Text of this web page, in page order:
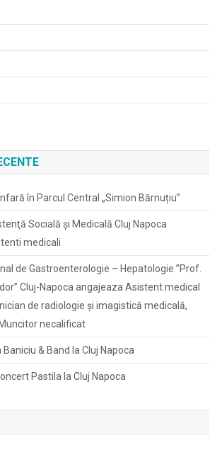
în Parcul Central „Simion Bărnuțiu”
Socială şi Medicală Cluj Napoca
medicali
de Gastroenterologie – Hepatologie ”Prof.
Cluj-Napoca angajeaza Asistent medical
de radiologie și imagistică medicală,
necalificat
& Band la Cluj Napoca
Pastila la Cluj Napoca